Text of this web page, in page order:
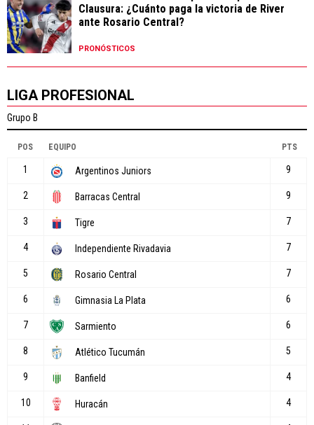
Clausura: ¿Cuánto paga la victoria de River
ante Rosario Central?
PRONÓSTICOS
LIGA PROFESIONAL